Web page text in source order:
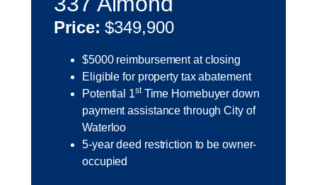
Price: $349,900
$5000 reimbursement at closing
Eligible for property tax abatement
Potential 1stTime Homebuyer down
payment assistance through City of
Waterloo
5-year deed restriction to be owner-
occupied